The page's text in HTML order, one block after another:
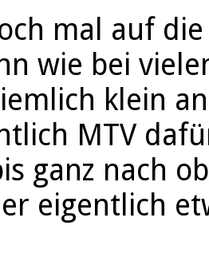
mal auf
wie bei
klein
MTV
ganz nach
eigentlich